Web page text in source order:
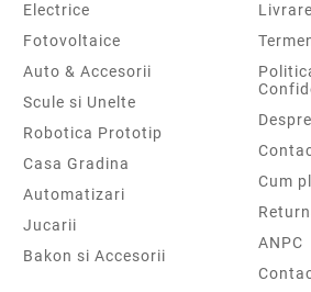
Electrice
Fotovoltaice
Auto & Accesorii
Scule si Unelte
Robotica Prototip
Casa Gradina
Automatizari
Jucarii
Bakon si Accesorii
Cum
ANPC